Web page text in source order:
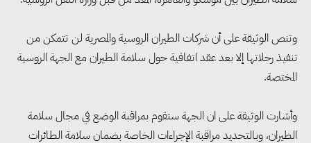
وتنص الوثيقة على أن شركات الطيران الروسية والمصرية لن تتمكن من
تنفيذ رحلاتها إلا بعد عقد اتفاقية حول سلامة الطيران مع الجهة الروسية
المختصة.
وأشارت الوثيقة على ان الجهة ستقوم بمراقبة الوضع في مجال سلامة
الطيران، وبالتحديد مراقبة الإجراءات الخاصة بضمان سلامة الطائرات
مجلس الوزراء: تراجع معدل
البطالة في مصر إلى 5.8% خلال
وزير الصناعة يبحث مع البرازيل و